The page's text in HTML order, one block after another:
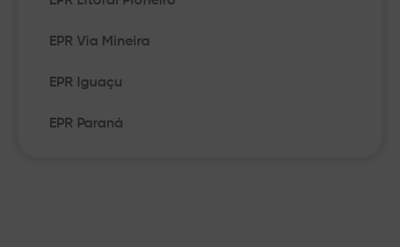
EPR Via Mineira
EPR Iguaçu
EPR Paraná